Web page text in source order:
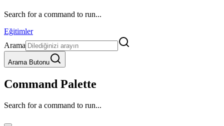
Search for a command to run...
Eğitimler
Arama
Arama Butonu
Command Palette
Search for a command to run...